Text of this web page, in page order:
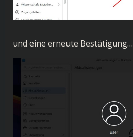
und eine erneute Bestätigung…